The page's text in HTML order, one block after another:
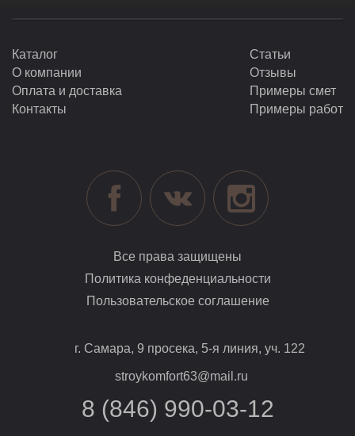
Каталог
О компании
Оплата и доставка
Контакты
Статьи
Отзывы
Примеры смет
Примеры работ
Все права защищены
Политика конфеденциальности
Пользовательское соглашение
г. Самара, 9 просека, 5-я линия, уч. 122
stroykomfort63@mail.ru
8 (846) 990-03-12